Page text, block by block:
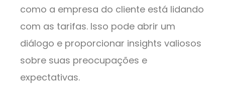
como a empresa do cliente está lidando
com as tarifas. Isso pode abrir um
diálogo e proporcionar insights valiosos
sobre suas preocupações e
expectativas.